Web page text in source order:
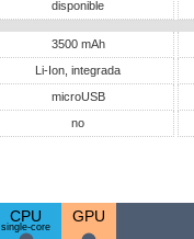
disponible
3500 mAh
Li-Ion, integrada
microUSB
no
CPU
single-core
GPU